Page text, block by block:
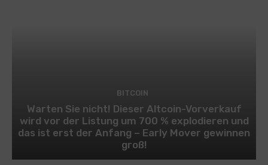
BITCOIN
Warten Sie nicht! Dieser Altcoin-Vorverkauf
wird vor der Listung um 700 % explodieren und
das ist erst der Anfang – Early Mover gewinnen
groß!